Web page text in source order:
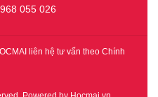
055 026
liên hệ tư vấn theo Chính